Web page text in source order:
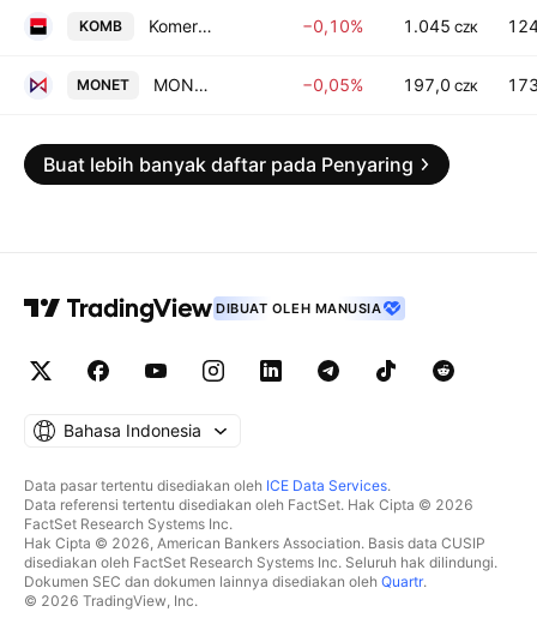
KOMB Komercni banka, a.s. −0,10% 1.045 CZK
MONET MONETA Money Bank AS −0,05% 197,0 CZK
Buat lebih banyak daftar pada Penyaring
DIBUAT OLEH MANUSIA
Bahasa Indonesia
Data pasar tertentu disediakan oleh ICE Data Services.
Data referensi tertentu disediakan oleh FactSet. Hak Cipta © 2026
FactSet Research Systems Inc.
Hak Cipta © 2026, American Bankers Association. Basis data CUSIP
disediakan oleh FactSet Research Systems Inc. Seluruh hak dilindungi.
Dokumen SEC dan dokumen lainnya disediakan oleh Quartr.
© 2026 TradingView, Inc.